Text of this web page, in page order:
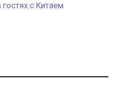
гостях с Китаем